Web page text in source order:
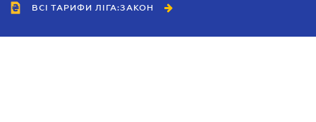
ВСІ ТАРИФИ ЛІГА:ЗАКОН